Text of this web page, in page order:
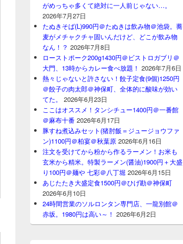
がめっちゃ多くて絶対に一人前じゃない…。
2026年7月27日
たぬきそば(L)990円＠たぬきは飲み物＠池袋。蕎
麦がメチャクチャ固いんだけど、どこが飲み物
なん！？ 2026年7月8日
ローストポーク200g1430円＠ビストロガブリ＠
大門、13時からカレー食べ放題！ 2026年7月6日
熱々じゃないと許さない！餃子定食(9個)1250円
＠餃子の肉太郎＠神保町、全体的に酸味が効い
てた。
2026年6月23日
ここはオススメ！タンシチュー1400円＠一番館
＠麻布十番 2026年6月17日
豚すね煮込みセット(猪肘飯＝ジュージョウファ
ン)1100円＠柏宴＠秋葉原 2026年6月16日
注文を受けてから粉から作るラーメン！お米も
玄米から精米。特製ラーメン(醤油)1900円＋大盛
り100円＠麺や 七彩＠八丁堀 2026年6月15日
あじたたき大盛定食1500円＠ひげ勘＠神保町
2026年6月10日
24時間営業のソルロンタン専門店、一龍別館＠
赤坂。1980円は高い～！ 2026年6月2日